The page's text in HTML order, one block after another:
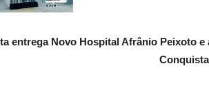
entrega Novo Hospital Afrânio Peixoto
Conquista